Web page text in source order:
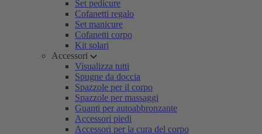
Set pedicure
Cofanetti regalo
Set manicure
Cofanetti corpo
Kit solari
Accessori
Visualizza tutti
Spugne da doccia
Spazzole per il corpo
Spazzole per massaggi
Guanti per autoabbronzante
Accessori piedi
Accessori per la cura del corpo